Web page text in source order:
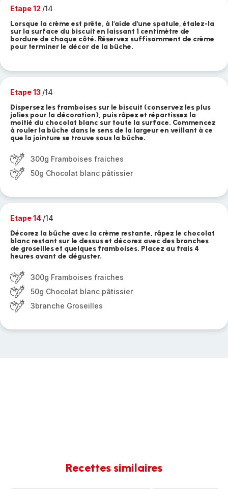
Etape 12 /14
Lorsque la crème est prête, à l'aide d'une spatule, étalez-la
sur la surface du biscuit en laissant 1 centimètre de
bordure de chaque côté. Réservez suffisamment de crème
pour terminer le décor de la bûche.
Etape 13 /14
Dispersez les framboises sur le biscuit (conservez les plus
jolies pour la décoration), puis râpez et répartissez la
moitié du chocolat blanc sur toute la surface. Commencez
à rouler la bûche dans le sens de la largeur en veillant à ce
que la jointure se trouve sous la bûche.
300g Framboises fraiches
50g Chocolat blanc pâtissier
Etape 14 /14
Décorez la bûche avec la crème restante, râpez le chocolat
blanc restant sur le dessus et décorez avec des branches
de groseilles et quelques framboises. Placez au frais 4
heures avant de déguster.
300g Framboises fraiches
50g Chocolat blanc pâtissier
3branche Groseilles
Recettes similaires